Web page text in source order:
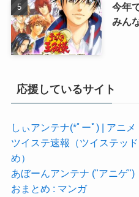
今年
みん
応援しているサイト
しぃアンテナ(*ﾟーﾟ) | アニメ
ツイステ速報（ツイステッ
め）
あぼーんアンテナ ("アニゲ")
おまとめ : マンガ